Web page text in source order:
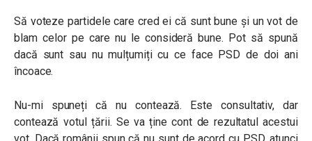
Să voteze partidele care cred ei că sunt bune și un vot de
blam celor pe care nu le consideră bune. Pot să spună
dacă sunt sau nu mulțumiți cu ce face PSD de doi ani
încoace.
Nu-mi spuneți că nu contează. Este consultativ, dar
contează votul țării. Se va ține cont de rezultatul acestui